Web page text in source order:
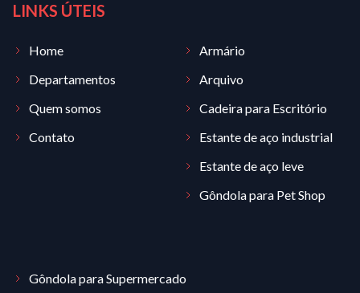
LINKS ÚTEIS
Home
Departamentos
Quem somos
Contato
Armário
Arquivo
Cadeira para Escritório
Estante de aço industrial
Estante de aço leve
Gôndola para Pet Shop
Gôndola para Supermercado